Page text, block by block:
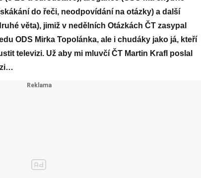
do řeči, neodpovídání na otázky) a další
věta), jimiž v nedělních Otázkách ČT zasypal
ODS Mirka Topolánka, ale i chudáky jako já, kteří
televizi. Už aby mi mluvčí ČT Martin Krafl poslal